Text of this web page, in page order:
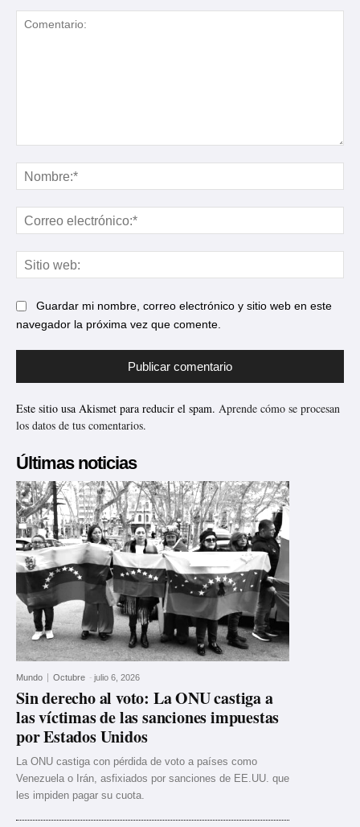
Guardar mi nombre, correo electrónico y sitio web en este
navegador la próxima vez que comente.
Este sitio usa Akismet para reducir el spam. Aprende cómo se procesan
los datos de tus comentarios.
Últimas noticias
Mundo Octubre - julio 6, 2026
Sin derecho al voto: La ONU castiga a
las víctimas de las sanciones impuestas
por Estados Unidos
La ONU castiga con pérdida de voto a países como
Venezuela o Irán, asfixiados por sanciones de EE.UU. que
les impiden pagar su cuota.